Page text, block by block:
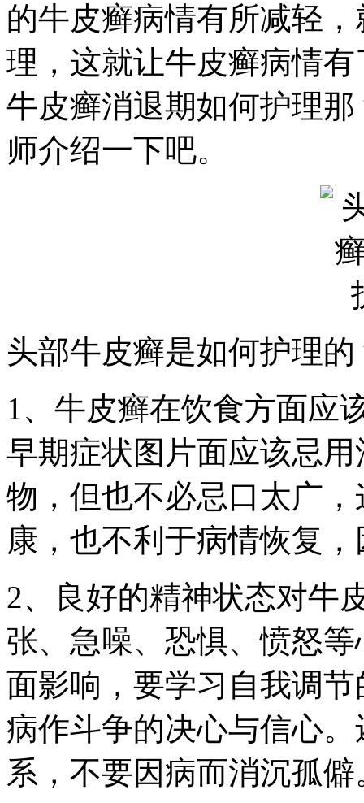
的牛皮癣病情有所减轻
理，这就让牛皮癣病情
牛皮癣消退期如何护理
师介绍一下吧。
头部牛皮癣是如何护理的
1、牛皮癣在饮食方面应
早期症状图片面应该忌
物，但也不必忌口太广
康，也不利于病情恢复
2、良好的精神状态对牛
张、急噪、恐惧、愤怒
面影响，要学习自我调
病作斗争的决心与信心
系，不要因病而消沉孤僻